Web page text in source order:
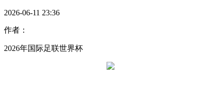
2026-06-11 23:36
作者：
2026年国际足联世界杯